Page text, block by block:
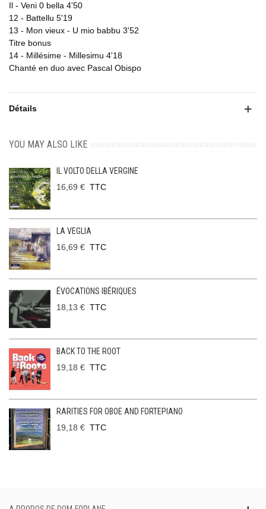
Il - Veni 0 bella 4'50
12 - Battellu 5'19
13 - Mon vieux - U mio babbu 3'52
Titre bonus
14 - Millésime - Millesimu 4'18
Chanté en duo avec Pascal Obispo
Détails
YOU MAY ALSO LIKE
IL VOLTO DELLA VERGINE
16,69 € TTC
LA VEGLIA
16,69 € TTC
ÉVOCATIONS IBÉRIQUES
18,13 € TTC
BACK TO THE ROOT
19,18 € TTC
RARITIES FOR OBOE AND FORTEPIANO
19,18 € TTC